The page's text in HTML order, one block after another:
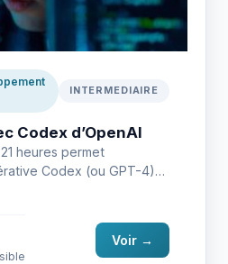
INTERMEDIAIRE
Codex d’OpenAI
heures permet
Codex (ou GPT-4)
logiciel. Les
Voir →